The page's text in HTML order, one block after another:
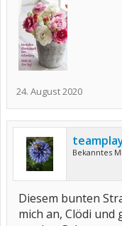
24. August 2020
Bekanntes
Diesem bunten
mich an, Clödi